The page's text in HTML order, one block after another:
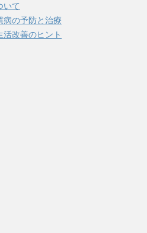
いて
病の予防と治療
活改善のヒント